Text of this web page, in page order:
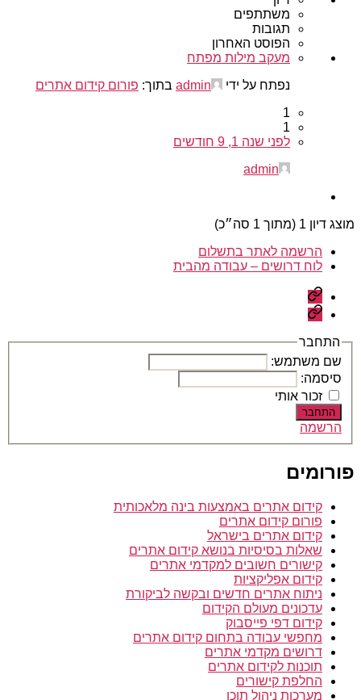
משתתפים
תגובות
הפוסט האחרון
מעקב מילות מפתח
נפתח על ידי
admin בתוך: פורום קידום אתרים
1
1
לפני שנה 1, 9 חודשים
admin
מוצג דיון 1 (מתוך 1 סה״כ)
הרשמה לאתר בתשלום
לוח דרושים – עבודה מהבית
הרשמה
לאתר
בתשלום
לוח
דרושים
–
מהבית
התחבר
שם משתמש:
סיסמה:
זכור אותי
התחבר
הרשמה
פורומים
קידום אתרים באמצעות בינה מלאכותית
פורום קידום אתרים
קידום אתרים בישראל
שאלות בסיסיות בנושא קידום אתרים
קישורים חשובים למקדמי אתרים
קידום אפליקציות
ניתוח אתרים חדשים ובקשה לביקורת
עדכונים מעולם הקידום
קידום דפי פייסבוק
מחפשי עבודה בתחום קידום אתרים
דרושים מקדמי אתרים
תוכנות לקידום אתרים
החלפת קישורים
מערכות ניהול תוכן